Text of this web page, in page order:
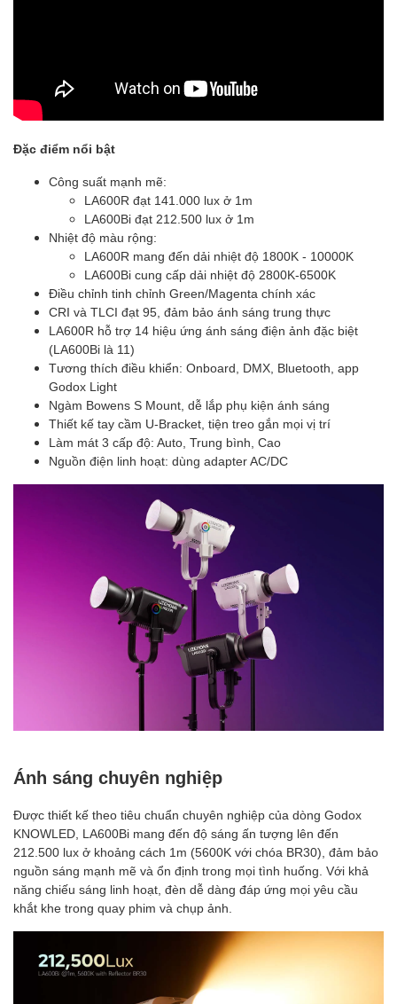
Đặc điểm nổi bật
Công suất mạnh mẽ:
LA600R đạt 141.000 lux ở 1m
LA600Bi đạt 212.500 lux ở 1m
Nhiệt độ màu rộng:
LA600R mang đến dải nhiệt độ 1800K - 10000K
LA600Bi cung cấp dải nhiệt độ 2800K-6500K
Điều chỉnh tinh chỉnh Green/Magenta chính xác
CRI và TLCI đạt 95, đảm bảo ánh sáng trung thực
LA600R hỗ trợ 14 hiệu ứng ánh sáng điện ảnh đặc biệt
(LA600Bi là 11)
Tương thích điều khiển: Onboard, DMX, Bluetooth, app
Godox Light
Ngàm Bowens S Mount, dễ lắp phụ kiện ánh sáng
Thiết kế tay cầm U-Bracket, tiện treo gắn mọi vị trí
Làm mát 3 cấp độ: Auto, Trung bình, Cao
Nguồn điện linh hoạt: dùng adapter AC/DC
Ánh sáng chuyên nghiệp
Được thiết kế theo tiêu chuẩn chuyên nghiệp của dòng Godox
KNOWLED, LA600Bi mang đến độ sáng ấn tượng lên đến
212.500 lux ở khoảng cách 1m (5600K với chóa BR30), đảm bảo
nguồn sáng mạnh mẽ và ổn định trong mọi tình huống. Với khả
năng chiếu sáng linh hoạt, đèn dễ dàng đáp ứng mọi yêu cầu
khắt khe trong quay phim và chụp ảnh.